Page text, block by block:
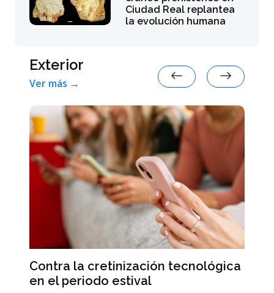
Ciudad Real replantea
la evolución humana
Exterior
Ver más →
Contra la cretinización tecnológica
en el periodo estival